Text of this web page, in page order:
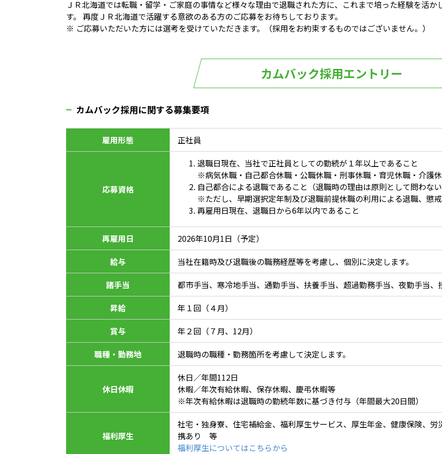
ＪＲ北海道では転職・留学・ご家庭の事情など様々な理由で退職された方に、これまで培った経験を活
す。 再度ＪＲ北海道で活躍する意欲のある方のご応募をお待ちしております。
※ ご応募いただいた方には選考を受けていただきます。（採用をお約束するものではございません。）
カムバック採用エントリー
カムバック採用に関する募集要項
雇用形態 正社員
応募資格
退職日現在、当社で正社員としての勤続が１年以上であること
※病気休職・自己都合休職・公職休職・刑事休職・育児休職・介護
自己都合による退職であること（退職時の理由は原則として問わない
※ただし、早期選択定年制及び退職前提休職の利用による退職、懲
再雇用日現在、退職日から6年以内であること
再雇用日
2026年10月1日（予定）
給与
当社在籍時及び退職後の職務経歴等を考慮し、個別に決定します。
諸手当
都市手当、寒冷地手当、通勤手当、扶養手当、超過勤務手当、夜勤手当、
昇給
年１回（４月）
賞与
年２回（７月、12月）
職種・勤務地
退職時の職種・勤務箇所を考慮して決定します。
休日休暇
休日／年間112日
休暇／年次有給休暇、保存休暇、慶弔休暇等
※年次有給休暇は退職時の勤続年数に基づき付与（年間最大20日間）
福利厚生
社宅・独身寮、住宅補給金、福利厚生サービス、厚生年金、健康保険、
携あり 等
福利厚生についてはこちらから